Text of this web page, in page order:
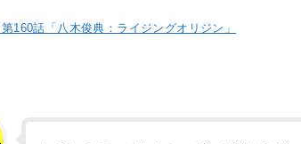
160話「八木俊典：ライジングオリジン」